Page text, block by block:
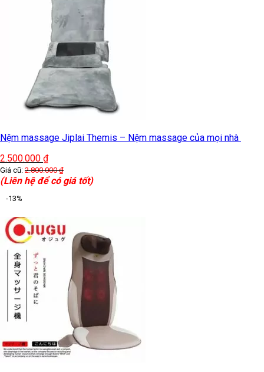
Nệm massage Jiplai Themis – Nệm massage của mọi nhà
2.500.000 ₫
Giá cũ: 2.800.000₫
(Liên hệ để có giá tốt)
-13%